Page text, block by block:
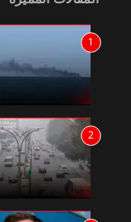
1
2